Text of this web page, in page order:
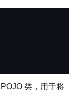
POJO 类，用于将